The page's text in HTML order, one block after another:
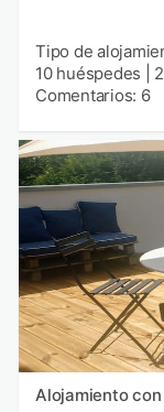
Tipo de
10 huéspedes
Comentarios: 6
Alojamiento